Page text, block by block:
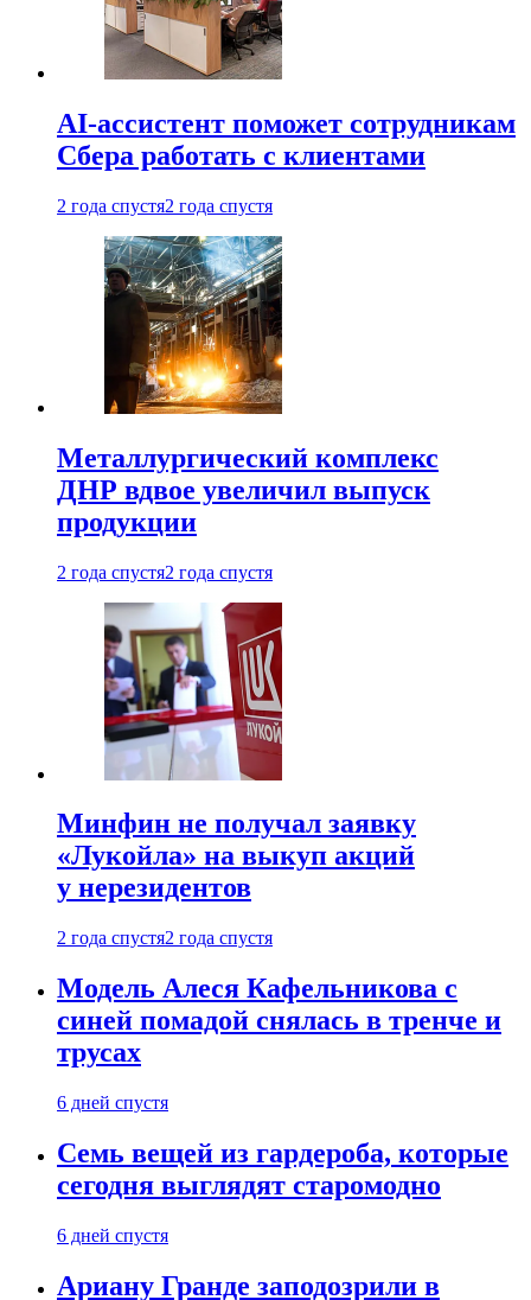
AI-ассистент поможет сотрудникам
Сбера работать с клиентами
2 года спустя2 года спустя
Металлургический комплекс
ДНР вдвое увеличил выпуск
продукции
2 года спустя2 года спустя
Минфин не получал заявку
«Лукойла» на выкуп акций
у нерезидентов
2 года спустя2 года спустя
Модель Алеся Кафельникова с
синей помадой снялась в тренче и
трусах
6 дней спустя
Семь вещей из гардероба, которые
сегодня выглядят старомодно
6 дней спустя
Ариану Гранде заподозрили в